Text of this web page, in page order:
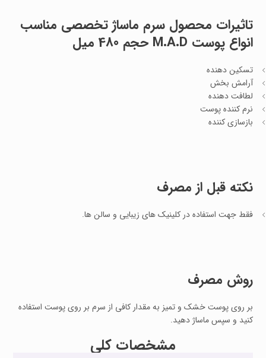
تاثیرات محصول سرم ماساژ تخصصی مناسب
انواع پوست M.A.D حجم 480 میل
تسکین دهنده
آرامش بخش
لطافت دهنده
نرم کننده پوست
بازسازی کننده
نکته قبل از مصرف
فقط جهت استفاده در کلینیک های زیبایی و سالن ها.
روش مصرف
بر روی پوست خشک و تمیز به مقدار کافی از سرم بر روی پوست استفاده
کنید و سپس ماساژ دهید.
مشخصات کلی